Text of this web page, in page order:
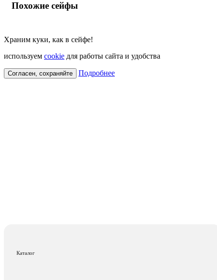
Каталог
Похожие сейфы
Храним куки, как в сейфе!
используем cookie для работы сайта и удобства
Согласен, сохраняйте Подробнее